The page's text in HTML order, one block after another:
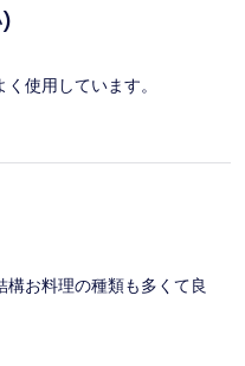
使用しています。
お料理の種類も多くて良